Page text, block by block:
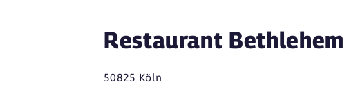
Restaurant Bethlehem
50825 Köln